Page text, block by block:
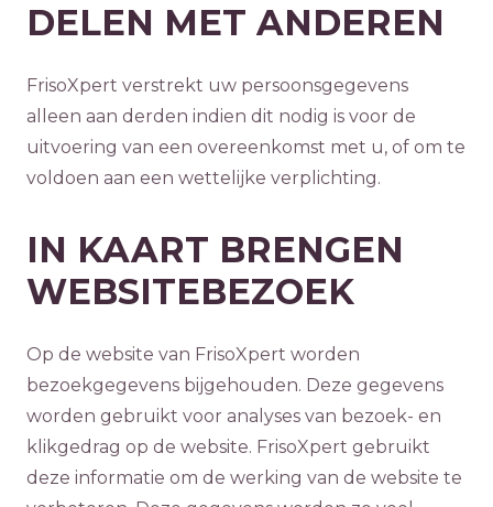
DELEN MET ANDEREN
FrisoXpert verstrekt uw persoonsgegevens
alleen aan derden indien dit nodig is voor de
uitvoering van een overeenkomst met u, of om te
voldoen aan een wettelijke verplichting.
IN KAART BRENGEN
WEBSITEBEZOEK
Op de website van FrisoXpert worden
bezoekgegevens bijgehouden. Deze gegevens
worden gebruikt voor analyses van bezoek- en
klikgedrag op de website. FrisoXpert gebruikt
deze informatie om de werking van de website te